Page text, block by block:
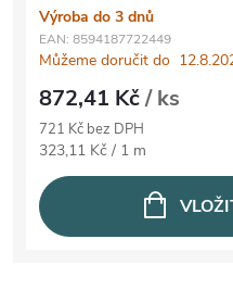
Výroba do 3 dnů
EAN: 8594187722449
Můžeme doručit do
872,41 Kč/ ks
721 Kč bez DPH
Měrná cena:
323,11 Kč / 1 m